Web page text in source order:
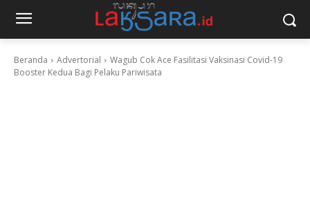
Beranda Advertorial
Wagub Cok Ace Fasilitasi Vaksinasi Covid-19
Booster Kedua Bagi Pelaku Pariwisata